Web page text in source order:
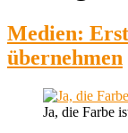
Medien:
übernehmen
Ja, die Farbe